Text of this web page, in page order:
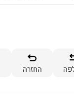
החזרה